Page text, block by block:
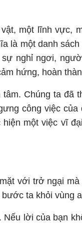
một lĩnh vực,
là một danh
nghỉ ngơi,
hứng, hoàn
Chúng ta đã
công việc
một việc vĩ
với trở ngại
ta khỏi vùng
lời của bạn